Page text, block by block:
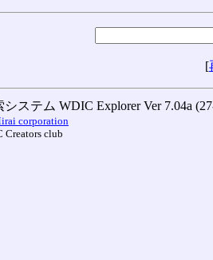
[
ステム WDIC Explorer Ver 7.04a
corporation
club